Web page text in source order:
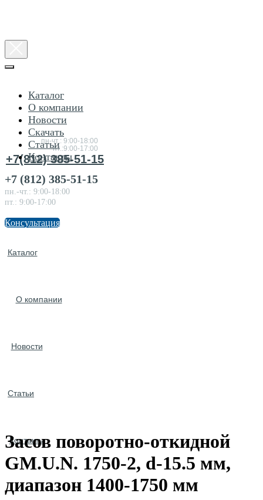
Консультация
по товарам
пн-чт.: 9:00-18:00
пт.:9:00-17:00
+7(812) 385-51-15
Каталог
О компании
Новости
Статьи
Контакты
Каталог
О компании
Новости
Скачать
Статьи
Контакты
+7 (812) 385-51-15
пн.-чт.: 9:00-18:00
пт.: 9:00-17:00
Консультация
Засов поворотно-откидной
GM.U.N. 1750-2, d-15.5 мм,
диапазон 1400-1750 мм